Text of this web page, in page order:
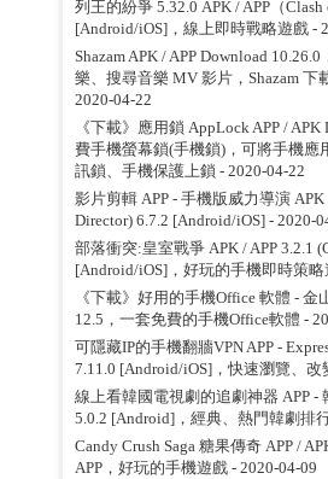
列王的紛爭 5.32.0 APK / APP（Clash
[Android/iOS]，線上即時戰略遊戲-
Shazam APK / APP Download
樂、搜尋音樂 MV 影片，Shazam 下
2020-04-22
《下載》應用鎖 AppLock APP /
費手機螢幕鎖(手機鎖)，可將手機應
訊鎖、手機保護上鎖 - 2020-04-22
影片剪輯 APP - 手機版威力導演 APK
Director) 6.7.2 [Android/iOS]- 2020-
部落衝突:皇室戰爭 APK / APP 3.2.1
[Android/iOS]，好玩的手機即時策略
《下載》好用的手機Office 軟體 - 金
12.5，一套免費的手機Office軟體 -
可隱藏IP的手機翻牆VPN APP -
7.11.0 [Android/iOS]，快速瀏覽、改
線上看韓國電視劇的追劇神器 APP -
5.0.2 [Android]，經典、熱門韓劇排
Candy Crush Saga 糖果傳奇 APP /
APP，好玩的手機遊戲- 2020-04-09